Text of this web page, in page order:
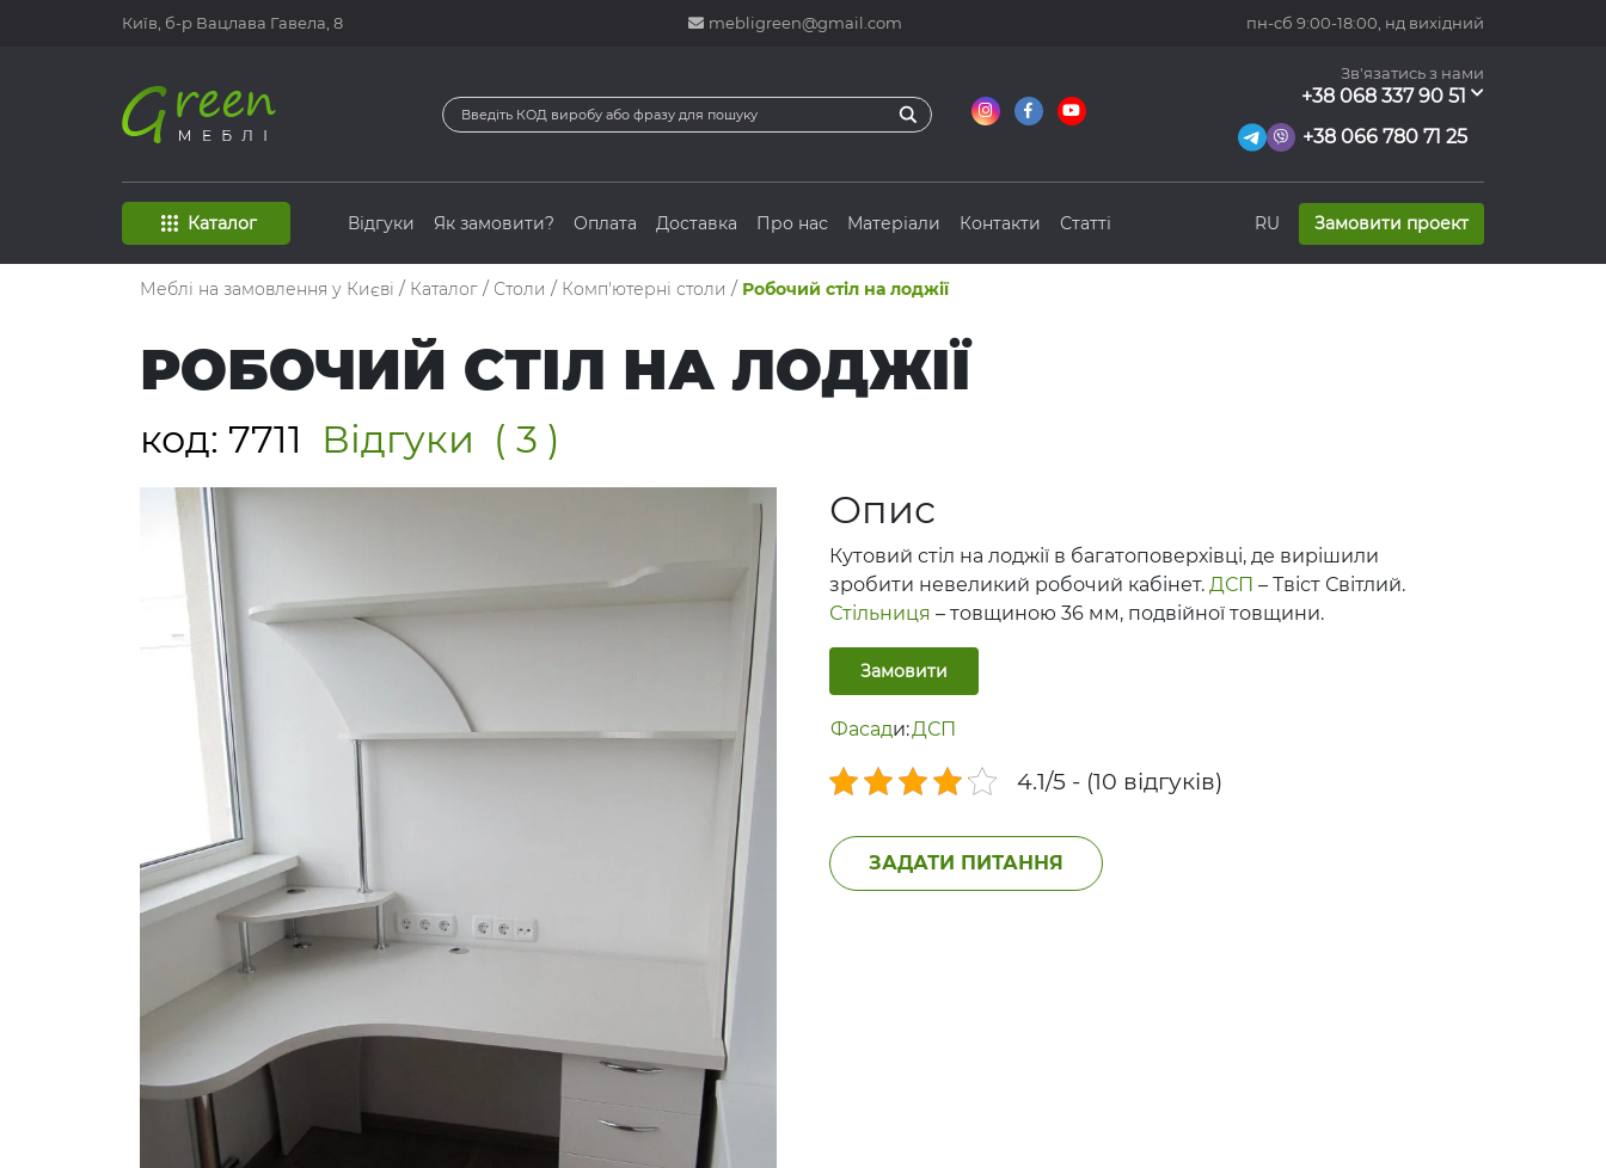
Київ, б-р Вацлава Гавела, 8 mebligreen@gmail.com пн-сб 9:00-18:00, нд вихідний
Зв'язатись з нами
+38 068 337 90 51
+38 066 780 71 25
Каталог Відгуки Як замовити? Оплата Доставка Про нас Матеріали Контакти Статті RU Замовити проект
Меблі на замовлення у Києві / Каталог / Столи / Комп'ютерні столи / Робочий стіл на лоджії
РОБОЧИЙ СТІЛ НА ЛОДЖІЇ
код: 7711 Відгуки ( 3 )
Опис
Кутовий стіл на лоджії в багатоповерхівці, де вирішили
зробити невеликий робочий кабінет. ДСП – Твіст Світлий.
Стільниця – товщиною 36 мм, подвійної товщини.
Замовити
Фасади:ДСП
4.1/5 - (10 відгуків)
ЗАДАТИ ПИТАННЯ